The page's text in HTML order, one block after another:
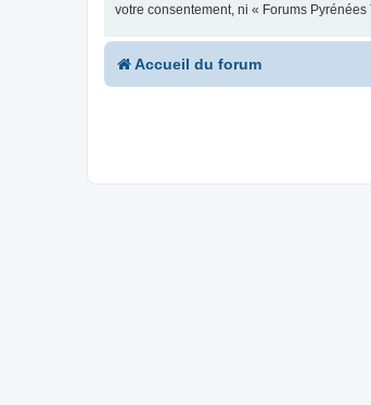
votre consentement, ni « Forums
Accueil du forum